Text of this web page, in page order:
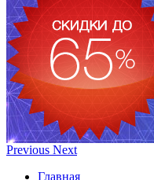
Previous Next
Главная